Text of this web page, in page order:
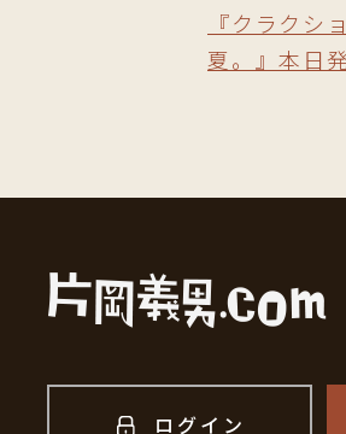
『クラク
夏。』本日
ログイン